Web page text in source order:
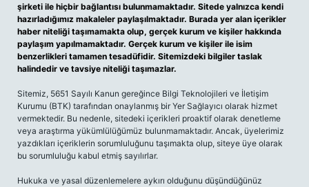
şirketi ile hiçbir bağlantısı bulunmamaktadır. Sitede yalnızca kendi
hazırladığımız makaleler paylaşılmaktadır. Burada yer alan içerikler
haber niteliği taşımamakta olup, gerçek kurum ve kişiler hakkında
paylaşım yapılmamaktadır. Gerçek kurum ve kişiler ile isim
benzerlikleri tamamen tesadüfidir. Sitemizdeki bilgiler taslak
halindedir ve tavsiye niteliği taşımazlar.
Sitemiz, 5651 Sayılı Kanun gereğince Bilgi Teknolojileri ve İletişim
Kurumu (BTK) tarafından onaylanmış bir Yer Sağlayıcı olarak hizmet
vermektedir. Bu nedenle, sitedeki içerikleri proaktif olarak denetleme
veya araştırma yükümlülüğümüz bulunmamaktadır. Ancak, üyelerimiz
yazdıkları içeriklerin sorumluluğunu taşımakta olup, siteye üye olarak
bu sorumluluğu kabul etmiş sayılırlar.
Hukuka ve yasal düzenlemelere aykırı olduğunu düşündüğünüz